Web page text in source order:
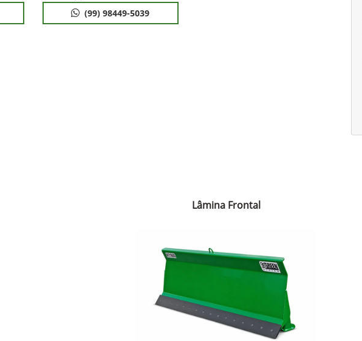
(99) 98449-5039
Lâmina Frontal